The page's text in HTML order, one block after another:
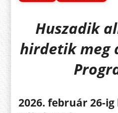
Huszadik
hirdetik meg
2026. február 26-ig